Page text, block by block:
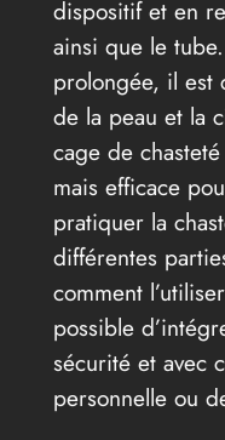
dispositif et en
ainsi que le
prolongée, il est
de la peau et la
cage de
mais efficace
pratiquer la
différentes
comment
possible
sécurité et avec
personnelle ou